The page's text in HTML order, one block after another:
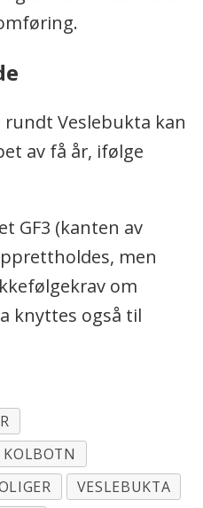
Veslebukta kan
av få år, ifølge
GF3 (kanten av
men
om
knyttes også til
KOLBOTN
VESLEBUKTA